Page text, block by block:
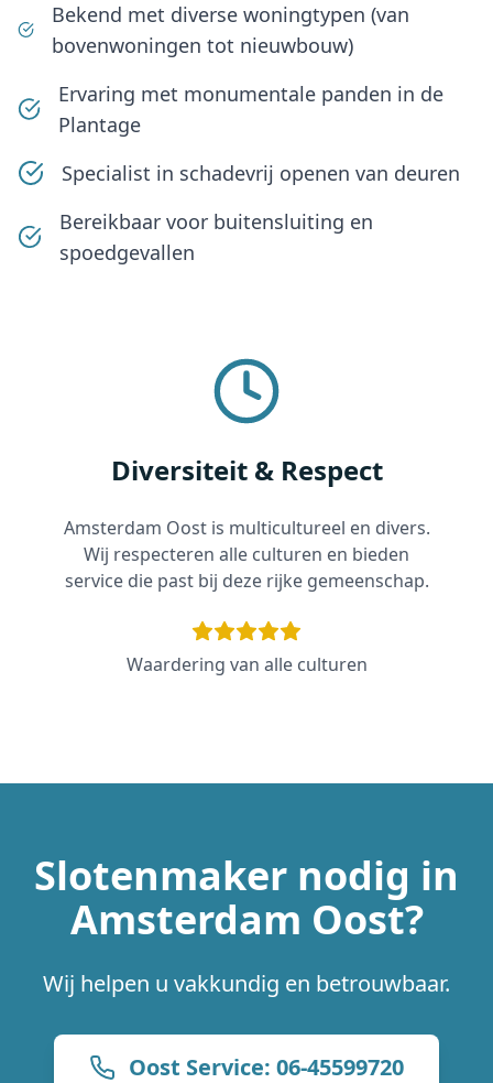
Bekend met diverse woningtypen (van
bovenwoningen tot nieuwbouw)
Ervaring met monumentale panden in de
Plantage
Specialist in schadevrij openen van deuren
Bereikbaar voor buitensluiting en
spoedgevallen
Diversiteit & Respect
Amsterdam Oost is multicultureel en divers.
Wij respecteren alle culturen en bieden
service die past bij deze rijke gemeenschap.
Waardering van alle culturen
Slotenmaker nodig in
Amsterdam Oost?
Wij helpen u vakkundig en betrouwbaar.
Oost Service: 06-45599720